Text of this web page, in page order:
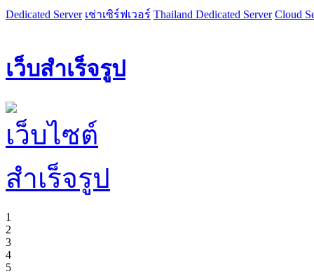
Dedicated Server เช่าเซิร์ฟเวอร์ Thailand Dedicated Server Cloud
เว็บสำเร็จรูป
1
2
3
4
5